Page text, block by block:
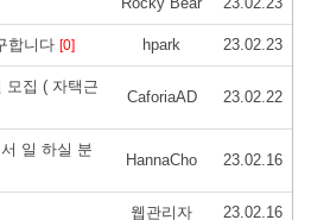
합니다 [0] hpark 23.02.23
모집 ( 자택근
CaforiaAD 23.02.22
일 하실 분
HannaCho 23.02.16
웹관리자 23.02.16